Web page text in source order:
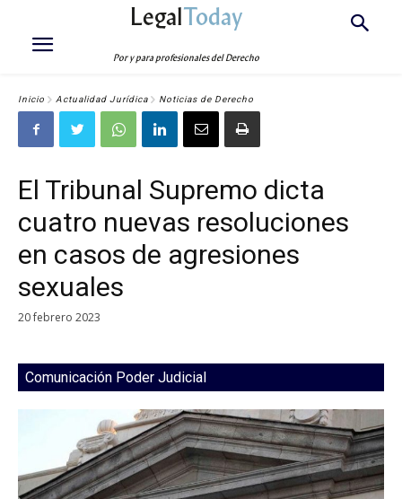
LegalToday
Por y para profesionales del Derecho
Inicio Actualidad Jurídica Noticias de Derecho
El Tribunal Supremo dicta
cuatro nuevas resoluciones
en casos de agresiones
sexuales
20 febrero 2023
Comunicación Poder Judicial